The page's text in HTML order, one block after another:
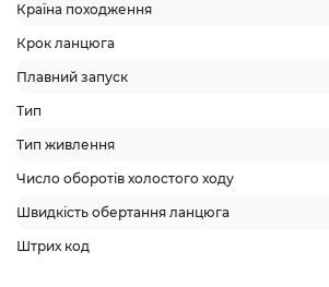
Країна походження
Крок ланцюга
Плавний запуск
Тип
Тип живлення
Число оборотів холостого ходу
Швидкість обертання ланцюга
Штрих код